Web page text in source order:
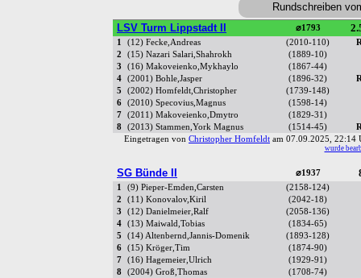
Rundschreiben
LSV Turm Lippstadt II
⌀1793
1 (12) Fecke,Andreas (2010-110)
2
(15) Nazari Salari,Shahrokh
(1889-10)
3
(16) Makoveienko,Mykhaylo
(1867-44)
4
(2001) Bohle,Jasper (1896-32)
5
(2002) Homfeldt,Christopher
(1739-148)
6
(2010) Specovius,Magnus
(1598-14)
7
(2011) Makoveienko,Dmytro
(1829-31)
8
(2013) Stammen,York Magnus (1514-45)
Eingetragen von Christopher Homfeldt am 07.09.2025,
wurde
SG Bünde II ⌀1937
1 (9) Pieper-Emden,Carsten
(2158-124)
2
(11) Konovalov,Kiril
(2042-18)
3
(12) Danielmeier,Ralf
(2058-136)
4
(13) Maiwald,Tobias
(1834-65)
5
(14) Altenbernd,Jannis-Domenik
(1893-128)
6
(15) Kröger,Tim
(1874-90)
7
(16) Hagemeier,Ulrich
(1929-91)
8
(2004) Groß,Thomas
(1708-74)